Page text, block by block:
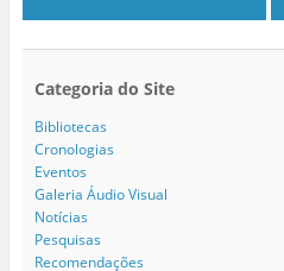
Categoria do Site
Bibliotecas
Cronologias
Eventos
Galeria Áudio Visual
Notícias
Pesquisas
Recomendações